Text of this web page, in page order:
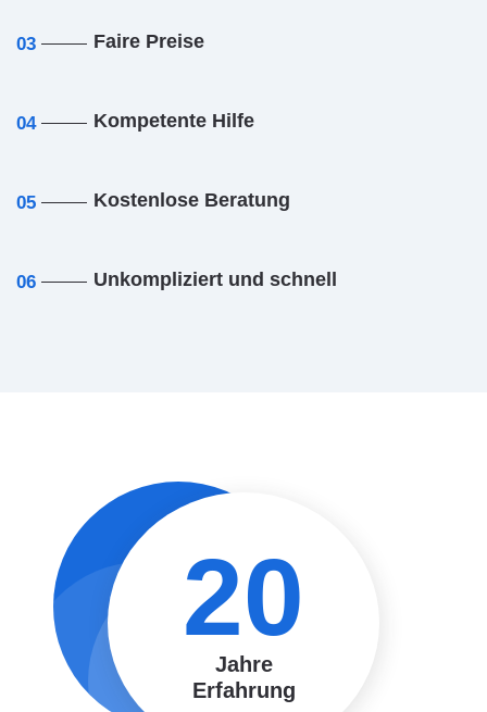
03 Faire Preise
04 Kompetente Hilfe
05 Kostenlose Beratung
06 Unkompliziert und schnell
20
Jahre
Erfahrung